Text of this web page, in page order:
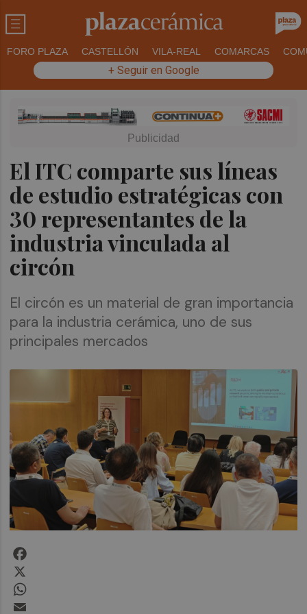
FORO PLAZA CASTELLÓN VILA-REAL COMARCAS
+ Seguir en Google
El ITC comparte sus líneas
de estudio estratégicas con
30 representantes de la
industria vinculada al
circón
El circón es un material de gran importancia
para la industria cerámica, uno de sus
principales mercados